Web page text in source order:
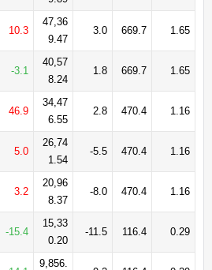
10.3
47,36
9.47
3.0 669.7 1.65
-3.1
40,57
8.24
1.8 669.7 1.65
46.9
34,47
6.55
2.8 470.4 1.16
5.0
26,74
1.54
-5.5 470.4 1.16
3.2
20,96
8.37
-8.0 470.4 1.16
-15.4
15,33
0.20
-11.5 116.4 0.29
9,856.